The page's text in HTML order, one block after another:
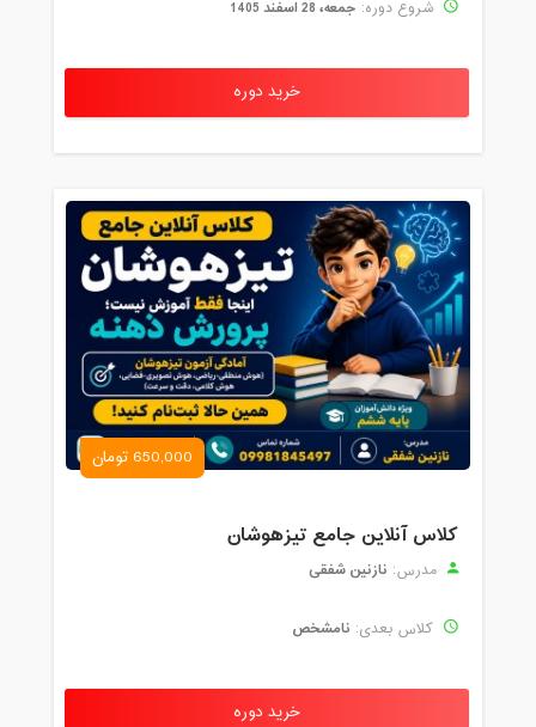
شروع دوره: جمعه، 28 اسفند 1405
خرید دوره
650,000 تومان
کلاس آنلاین جامع تیزهوشان
مدرس: نازنین شفقی
کلاس بعدی: نامشخص
خرید دوره